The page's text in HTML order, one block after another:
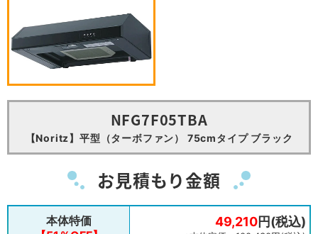
NFG7F05TBA
【Noritz】平型（ターボファン） 75cmタイプ ブラック
お見積もり金額
本体特価
49,210円(税込)